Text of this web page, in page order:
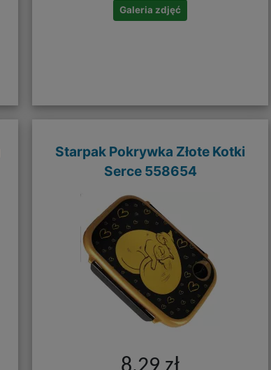
Galeria zdjęć
Starpak Pokrywka Złote Kotki
Serce 558654